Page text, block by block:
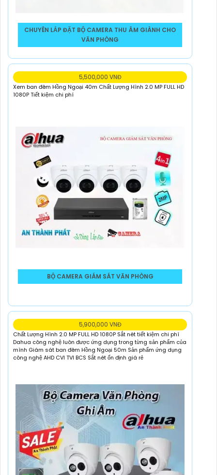
CHUYÊN LẮP ĐẶT BỘ CAMERA THU ÂM GIÀNH CHO
VĂN PHÒNG
BỘ CAMERA GIÁM SÁT VĂN PHÒNG
5,500,000 VNĐ
Xem ban đêm Hồng Ngoại 40m Chất Lượng Hình 2.0 MP FULL HD
1080P Tiết kiệm chi phí
5,900,000 VNĐ
Chất Lượng Hình 2.0 MP FULL HD 1080P Sắt nét tiết kiệm chi phí
Dahua công nghệ luôn được ứng dụng trong từng sản phẩm của
mình Giám sát ban đêm Hồng Ngoại 50m Sản phẩm ứng dụng
công nghệ AHD CVI TVI BCS Sắt nét ổn định giá rẻ